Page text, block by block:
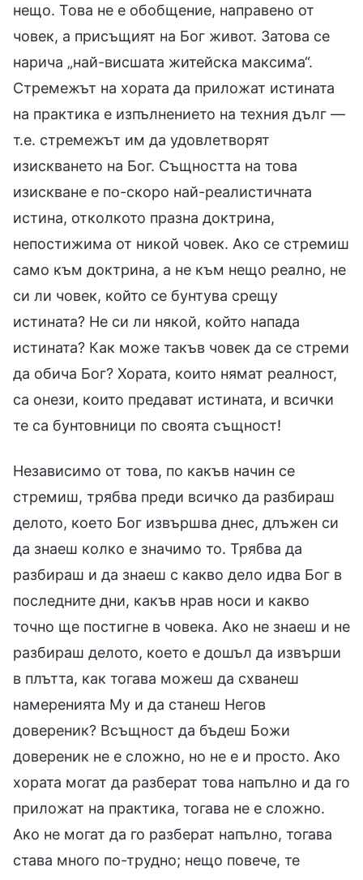
нещо. Това не е обобщение, направено от
човек, а присъщият на Бог живот. Затова се
нарича „най-висшата житейска максима“.
Стремежът на хората да приложат истината
на практика е изпълнението на техния дълг —
т.е. стремежът им да удовлетворят
изискването на Бог. Същността на това
изискване е по-скоро най-реалистичната
истина, отколкото празна доктрина,
непостижима от никой човек. Ако се стремиш
само към доктрина, а не към нещо реално, не
си ли човек, който се бунтува срещу
истината? Не си ли някой, който напада
истината? Как може такъв човек да се стреми
да обича Бог? Хората, които нямат реалност,
са онези, които предават истината, и всички
те са бунтовници по своята същност!
Независимо от това, по какъв начин се
стремиш, трябва преди всичко да разбираш
делото, което Бог извършва днес, длъжен си
да знаеш колко е значимо то. Трябва да
разбираш и да знаеш с какво дело идва Бог в
последните дни, какъв нрав носи и какво
точно ще постигне в човека. Ако не знаеш и не
разбираш делото, което е дошъл да извърши
в плътта, как тогава можеш да схванеш
намеренията Му и да станеш Негов
довереник? Всъщност да бъдеш Божи
довереник не е сложно, но не е и просто. Ако
хората могат да разберат това напълно и да го
приложат на практика, тогава не е сложно.
Ако не могат да го разберат напълно, тогава
става много по-трудно; нещо повече, те